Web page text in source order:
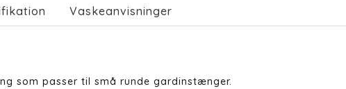
Vaskeanvisninger
som passer til små runde gardinstænger.